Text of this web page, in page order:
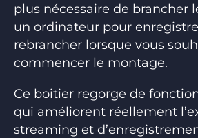
plus nécessaire de brancher
un ordinateur pour
rebrancher lorsque vous
commencer le montage.
Ce boitier regorge de
qui améliorent réellement
streaming et